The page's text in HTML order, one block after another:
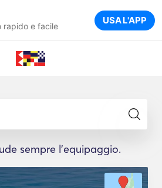
rapido e facile USA L'APP
sempre l'equipaggio.